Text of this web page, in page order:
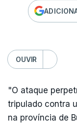
OUVIR
"O ataque
tripulado contra
na província de